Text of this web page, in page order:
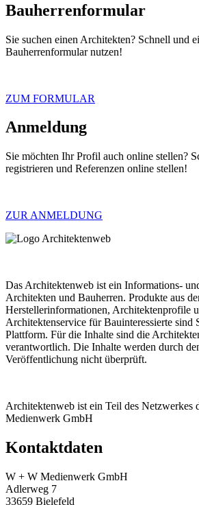
Bauherrenformular
Sie suchen einen Architekten? Schnell und
Bauherrenformular nutzen!
ZUM FORMULAR
Anmeldung
Sie möchten Ihr Profil auch online stellen?
registrieren und Referenzen online stellen!
ZUR ANMELDUNG
Das Architektenweb ist ein Informations-
Architekten und Bauherren. Produkte aus
Herstellerinformationen, Architektenprofile
Architektenservice für Bauinteressierte sind
Plattform. Für die Inhalte sind die
verantwortlich. Die Inhalte werden durch
Veröffentlichung nicht überprüft.
Architektenweb ist ein Teil des Netzwerkes
Medienwerk GmbH
Kontaktdaten
W + W Medienwerk GmbH
Adlerweg 7
33659 Bielefeld